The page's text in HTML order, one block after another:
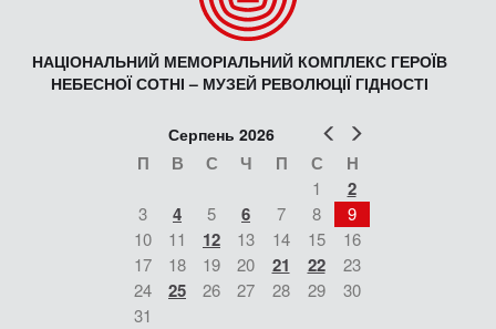
НАЦІОНАЛЬНИЙ МЕМОРІАЛЬНИЙ КОМПЛЕКС ГЕРОЇВ
НЕБЕСНОЇ СОТНІ – МУЗЕЙ РЕВОЛЮЦІЇ ГІДНОСТІ
Попер
Серпень 2026
П В С Ч П С Н
1 2
3 4 5 6 7 8
9
10
11 12 13 14 15
16
17
18 19 20 21 22
23
24
25 26 27 28 29
30
31